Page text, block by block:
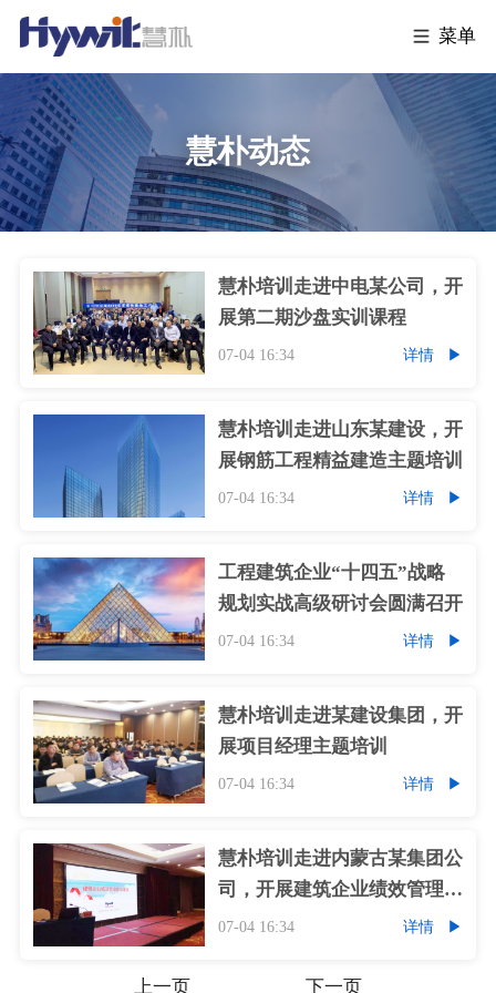
菜单
慧朴动态
慧朴培训走进中电某公司，开
展第二期沙盘实训课程
07-04 16:34 详情
慧朴培训走进山东某建设，开
展钢筋工程精益建造主题培训
07-04 16:34 详情
工程建筑企业“十四五”战略
规划实战高级研讨会圆满召开
07-04 16:34 详情
慧朴培训走进某建设集团，开
展项目经理主题培训
07-04 16:34 详情
慧朴培训走进内蒙古某集团公
司，开展建筑企业绩效管理体
系建设主题培训
07-04 16:34 详情
上一页 下一页